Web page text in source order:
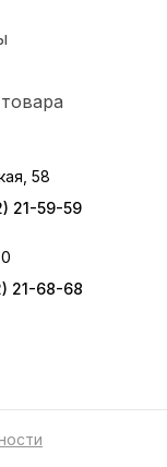
58
21-59-59
21-68-68